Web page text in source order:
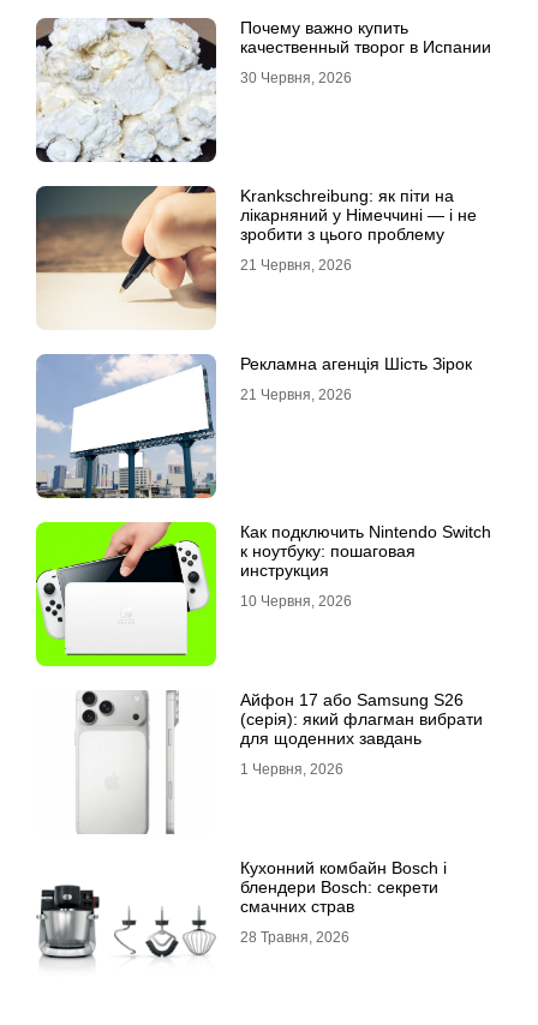
Почему важно купить
качественный творог в Испании
30 Червня, 2026
Krankschreibung: як піти на
лікарняний у Німеччині — і не
зробити з цього проблему
21 Червня, 2026
Рекламна агенція Шість Зірок
21 Червня, 2026
Как подключить Nintendo Switch
к ноутбуку: пошаговая
инструкция
10 Червня, 2026
Айфон 17 або Samsung S26
(серія): який флагман вибрати
для щоденних завдань
1 Червня, 2026
Кухонний комбайн Bosch і
блендери Bosch: секрети
смачних страв
28 Травня, 2026